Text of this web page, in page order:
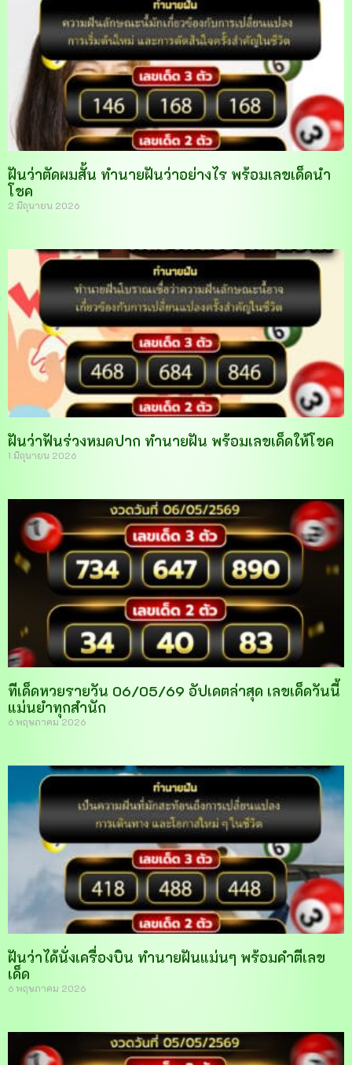
ฝันว่าตัดผมสั้น ทำนายฝันว่าอย่างไร พร้อมเลขเด็ดนำ
โชค
2 มิถุนายน 2026
ฝันว่าฟันร่วงหมดปาก ทำนายฝัน พร้อมเลขเด็ดให้โชค
1 มิถุนายน 2026
ทีเด็ดหวยรายวัน 06/05/69 อัปเดตล่าสุด เลขเด็ดวันนี้
แม่นยำทุกสำนัก
6 พฤษภาคม 2026
ฝันว่าได้นั่งเครื่องบิน ทำนายฝันแม่นๆ พร้อมคำตีเลข
เด็ด
6 พฤษภาคม 2026